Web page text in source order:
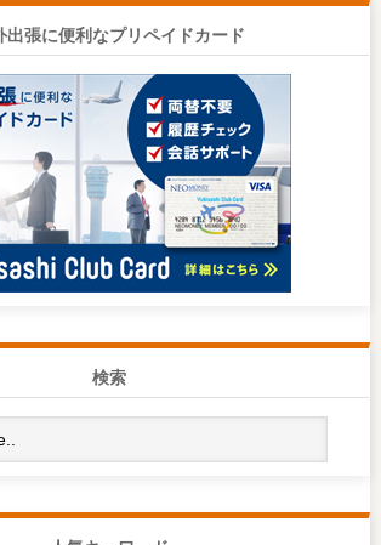
出張に便利なプリペイドカード
検索